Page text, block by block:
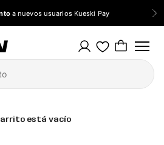
a nuevos usuarios Kueski Pay
está vacío